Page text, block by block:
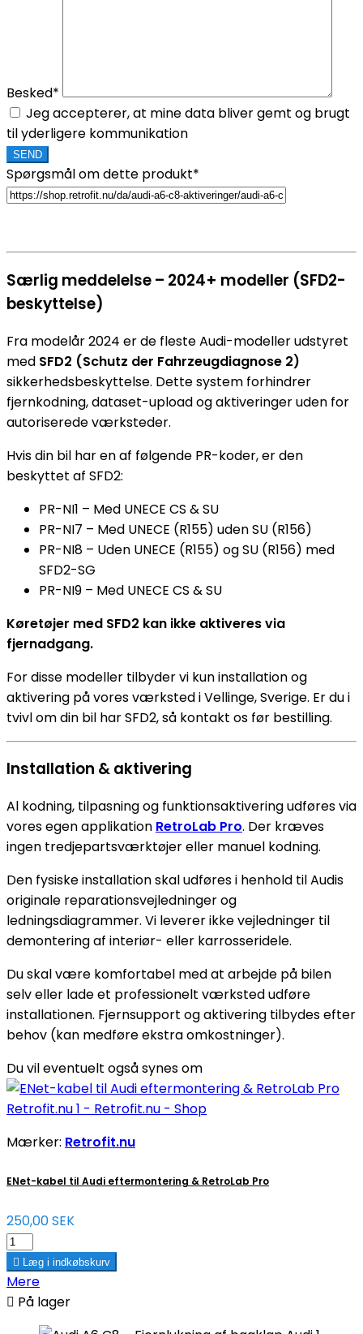
Besked*
Jeg accepterer, at mine data bliver gemt og brugt
til yderligere kommunikation
Spørgsmål om dette produkt*
Særlig meddelelse – 2024+ modeller (SFD2-
beskyttelse)
Fra modelår 2024 er de fleste Audi-modeller udstyret
med SFD2 (Schutz der Fahrzeugdiagnose 2)
sikkerhedsbeskyttelse. Dette system forhindrer
fjernkodning, dataset-upload og aktiveringer uden for
autoriserede værksteder.
Hvis din bil har en af følgende PR-koder, er den
beskyttet af SFD2:
PR-NI1 – Med UNECE CS & SU
PR-NI7 – Med UNECE (R155) uden SU (R156)
PR-NI8 – Uden UNECE (R155) og SU (R156) med
SFD2-SG
PR-NI9 – Med UNECE CS & SU
Køretøjer med SFD2 kan ikke aktiveres via
fjernadgang.
For disse modeller tilbyder vi kun installation og
aktivering på vores værksted i Vellinge, Sverige. Er du i
tvivl om din bil har SFD2, så kontakt os før bestilling.
Installation & aktivering
Al kodning, tilpasning og funktionsaktivering udføres via
vores egen applikation RetroLab Pro. Der kræves
ingen tredjepartsværktøjer eller manuel kodning.
Den fysiske installation skal udføres i henhold til Audis
originale reparationsvejledninger og
ledningsdiagrammer. Vi leverer ikke vejledninger til
demontering af interiør- eller karrosseridele.
Du skal være komfortabel med at arbejde på bilen
selv eller lade et professionelt værksted udføre
installationen. Fjernsupport og aktivering tilbydes efter
behov (kan medføre ekstra omkostninger).
Du vil eventuelt også synes om
Mærker: Retrofit.nu
ENet-kabel til Audi eftermontering & RetroLab Pro
250,00 SEK
 Læg i indkøbskurv
Mere
 På lager